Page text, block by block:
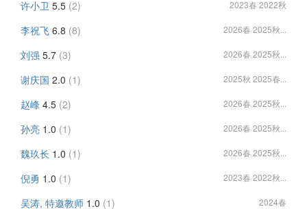
许小卫 5.5 (2) 2023春 2022秋
李祝飞 6.8 (8) 2026春 2025秋...
刘强 5.7 (3) 2026春 2025秋...
谢庆国 2.0 (1) 2025秋 2025春...
赵峰 4.5 (2) 2026春 2025秋...
孙亮 1.0 (1) 2026春 2025秋...
魏玖长 1.0 (1) 2026春 2025秋...
倪勇 1.0 (1) 2023春 2022秋...
吴涛, 特邀教师 1.0 (1) 2024春